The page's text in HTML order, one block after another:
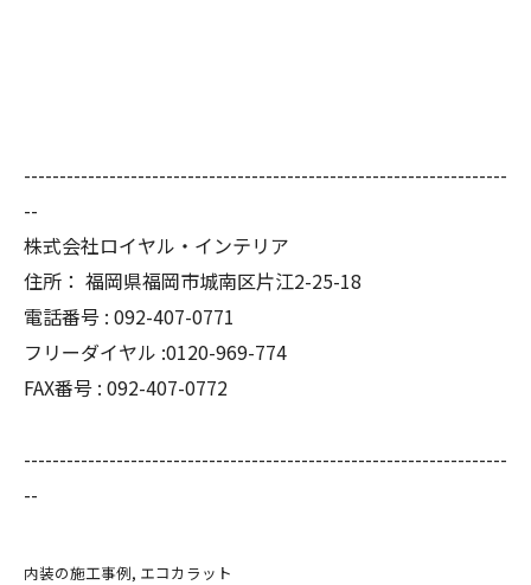
--------------------------------------------------------------------
--
株式会社ロイヤル・インテリア
住所： 福岡県福岡市城南区片江2-25-18
電話番号 : 092-407-0771
フリーダイヤル :0120-969-774
FAX番号 : 092-407-0772
--------------------------------------------------------------------
--
内装の施工事例 エコカラット